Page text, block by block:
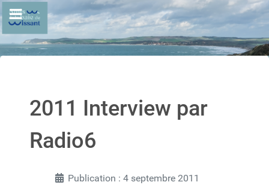
2011 Interview par
Radio6
Publication : 4 septembre 2011